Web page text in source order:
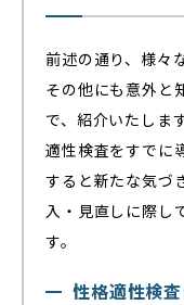
前述の通り、様々
その他にも意外と
で、紹介いたします
適性検査をすでに
すると新たな気づ
入・見直しに際し
す。
性格適性検